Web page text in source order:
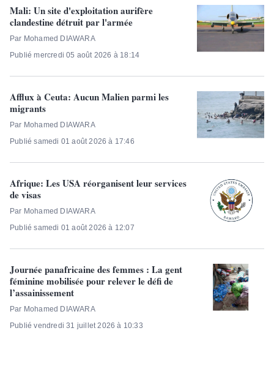
Mali: Un site d'exploitation aurifère
clandestine détruit par l'armée
Par Mohamed DIAWARA
Publié mercredi 05 août 2026 à 18:14
Afflux à Ceuta: Aucun Malien parmi les
migrants
Par Mohamed DIAWARA
Publié samedi 01 août 2026 à 17:46
Afrique: Les USA réorganisent leur services
de visas
Par Mohamed DIAWARA
Publié samedi 01 août 2026 à 12:07
Journée panafricaine des femmes : La gent
féminine mobilisée pour relever le défi de
l’assainissement
Par Mohamed DIAWARA
Publié vendredi 31 juillet 2026 à 10:33